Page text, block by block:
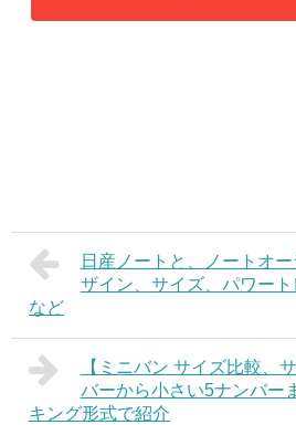
日産ノートと、ノートオ
ザイン、サイズ、パワー
など
【ミニバン サイズ比較、
バーから小さい5ナンバー
キング形式で紹介